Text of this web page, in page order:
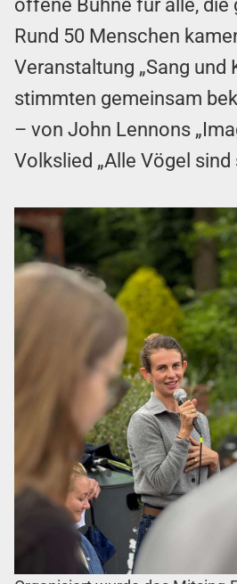
offene Bühne für alle, die
Rund 50 Menschen
Veranstaltung „Sang und
stimmten gemeinsam
– von John Lennons
Volkslied „Alle Vögel sind